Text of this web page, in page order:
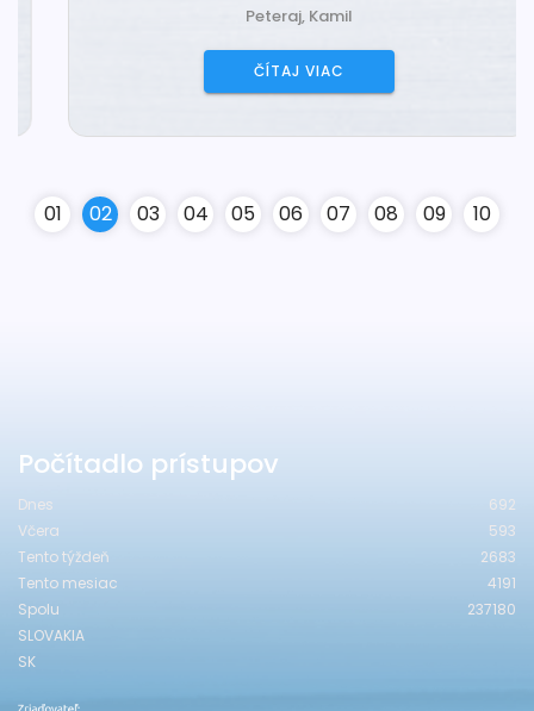
Peteraj, Kamil
ČÍTAJ VIAC
01 02 03 04 05 06 07 08 09 10
Počítadlo prístupov
Dnes
692
Včera
593
Tento týždeň
2683
Tento mesiac
4191
Spolu
237180
SLOVAKIA
SK